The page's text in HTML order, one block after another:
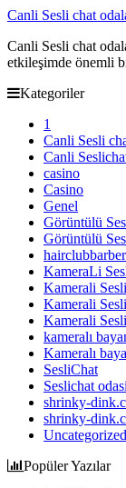
Canli Sesli chat
Canli Sesli chat
etkileşimde önemli
Kategoriler
1
Canli Sesli
Canli
casino
Casino
Genel
Görüntülü
Görüntülü
KameraLi
Kamerali
Kamerali
Kamerali
kameralı
Kameralı
SesliChat
Seslichat odasi
shrinky-
shrinky-
Uncategorized
Popüler Yazılar